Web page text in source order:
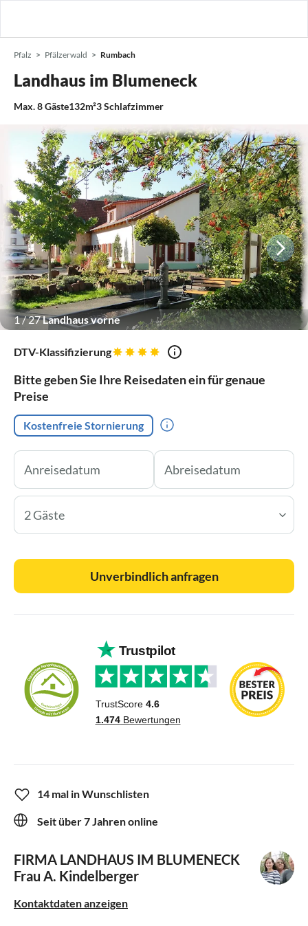
Pfalz Pfälzerwald Rumbach
Landhaus im Blumeneck
Max.8Gäste132m²3Schlafzimmer
1/27Landhaus vorne
DTV-Klassifizierung
Bitte geben Sie Ihre Reisedaten ein für genaue
Preise
Kostenfreie Stornierung
2 Gäste
Unverbindlich anfragen
14 mal in Wunschlisten
Seit über 7 Jahren online
FIRMA LANDHAUS IM BLUMENECK
Frau A. Kindelberger
Kontaktdaten anzeigen